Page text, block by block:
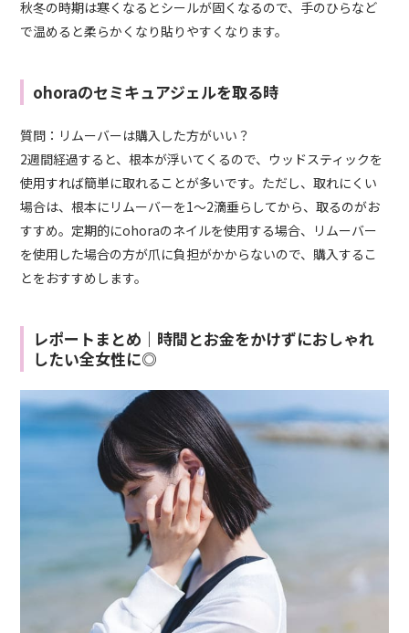
秋冬の時期は寒くなるとシールが固くなるので、手のひらなど
で温めると柔らかくなり貼りやすくなります。
ohoraのセミキュアジェルを取る時
質問：リムーバーは購入した方がいい？
2週間経過すると、根本が浮いてくるので、ウッドスティックを
使用すれば簡単に取れることが多いです。ただし、取れにくい
場合は、根本にリムーバーを1～2滴垂らしてから、取るのがお
すすめ。定期的にohoraのネイルを使用する場合、リムーバー
を使用した場合の方が爪に負担がかからないので、購入するこ
とをおすすめします。
レポートまとめ｜時間とお金をかけずにおしゃれ
したい全女性に◎